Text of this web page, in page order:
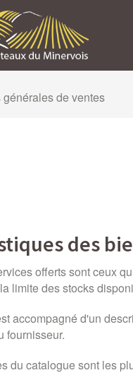
de ventes
des
offerts sont ceux
limite des stocks
accompagné d'un
fournisseur.
du catalogue sont les